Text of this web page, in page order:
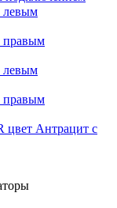
левым
правым
левым
правым
цвет Антрацит с